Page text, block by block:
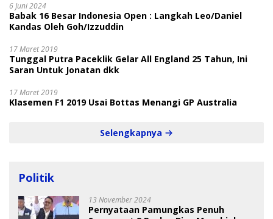
6 Juni 2024
Babak 16 Besar Indonesia Open : Langkah Leo/Daniel
Kandas Oleh Goh/Izzuddin
17 Maret 2019
Tunggal Putra Paceklik Gelar All England 25 Tahun, Ini
Saran Untuk Jonatan dkk
17 Maret 2019
Klasemen F1 2019 Usai Bottas Menangi GP Australia
Selengkapnya
Politik
13 November 2024
Pernyataan Pamungkas Penuh